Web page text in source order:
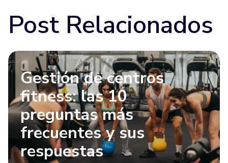
Post Relacionados
Gestión de centros
fitness: las 10
preguntas más
frecuentes y sus
respuestas